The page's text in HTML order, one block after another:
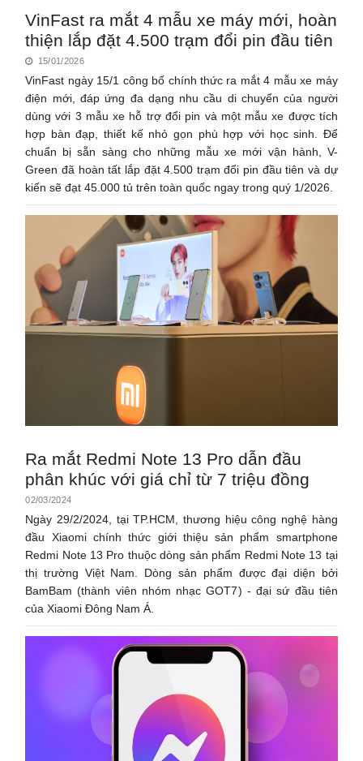
VinFast ra mắt 4 mẫu xe máy mới, hoàn
thiện lắp đặt 4.500 trạm đổi pin đầu tiên
15/01/2026
VinFast ngày 15/1 công bố chính thức ra mắt 4 mẫu xe máy
điện mới, đáp ứng đa dạng nhu cầu di chuyển của người
dùng với 3 mẫu xe hỗ trợ đổi pin và một mẫu xe được tích
hợp bàn đạp, thiết kế nhỏ gọn phù hợp với học sinh. Để
chuẩn bị sẵn sàng cho những mẫu xe mới vận hành, V-
Green đã hoàn tất lắp đặt 4.500 trạm đổi pin đầu tiên và dự
kiến sẽ đạt 45.000 tủ trên toàn quốc ngay trong quý 1/2026.
Ra mắt Redmi Note 13 Pro dẫn đầu
phân khúc với giá chỉ từ 7 triệu đồng
02/03/2024
Ngày 29/2/2024, tại TP.HCM, thương hiệu công nghệ hàng
đầu Xiaomi chính thức giới thiệu sản phẩm smartphone
Redmi Note 13 Pro thuộc dòng sản phẩm Redmi Note 13 tại
thị trường Việt Nam. Dòng sản phẩm được đại diện bởi
BamBam (thành viên nhóm nhạc GOT7) - đại sứ đầu tiên
của Xiaomi Đông Nam Á.